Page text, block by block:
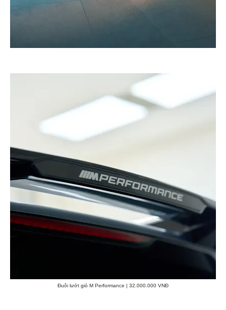
Đuôi lướt gió M Performance | 32.000.000 VNĐ